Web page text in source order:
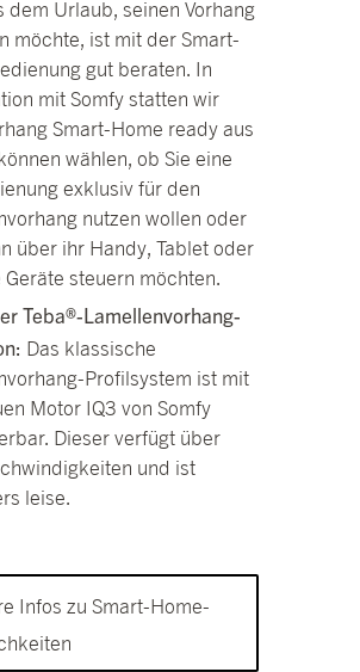
dem Urlaub, seinen Vorhang
möchte, ist mit der Smart-
gut beraten. In
mit Somfy statten wir
Smart-Home ready aus
wählen, ob Sie eine
exklusiv für den
nutzen wollen oder
über ihr Handy, Tablet oder
steuern möchten.
Teba®-Lamellenvorhang-
Das klassische
Profilsystem ist mit
Motor IQ3 von Somfy
Dieser verfügt über
und ist
leise.
Infos zu Smart-Home-